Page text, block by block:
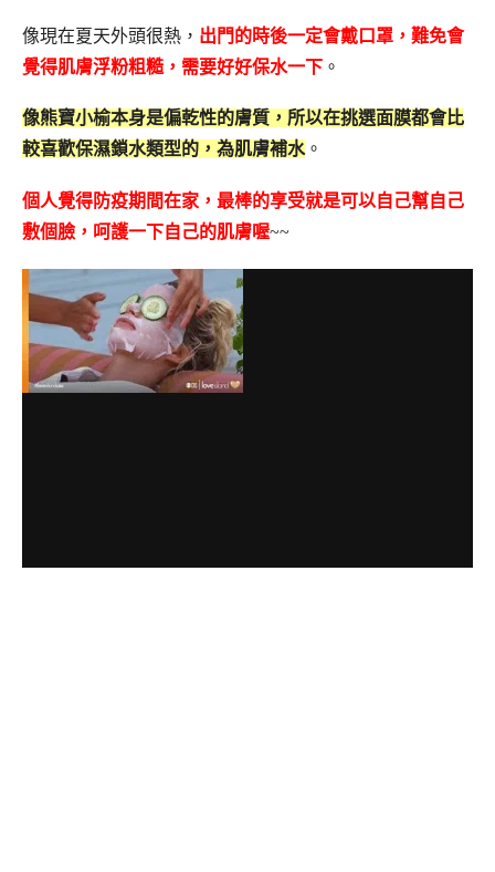
像現在夏天外頭很熱， 出門的時後一定會戴口罩，難免會
覺得肌膚浮粉粗糙，需要好好保水一下 。
像熊寶小榆本身是偏乾性的膚質，所以在挑選面膜都會比
較喜歡保濕鎖水類型的，為肌膚補水。
個人覺得防疫期間在家，最棒的享受就是可以自己幫自己
敷個臉，呵護一下自己的肌膚喔~~